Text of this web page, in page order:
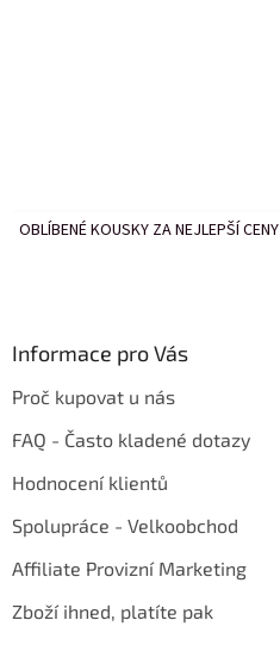
OBLÍBENÉ KOUSKY ZA NEJLEPŠÍ CENY
Informace pro Vás
Proč kupovat u nás
FAQ - Často kladené dotazy
Hodnocení klientů
Spolupráce - Velkoobchod
Affiliate Provizní Marketing
Zboží ihned, platíte pak